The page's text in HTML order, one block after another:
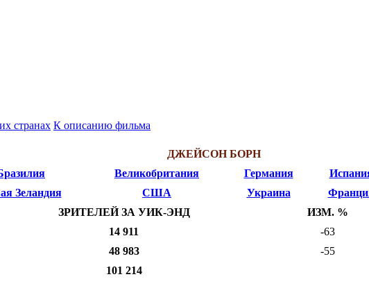
странах К описанию фильма
ДЖЕЙСОН БОРН
Великобритания Германия
Зеландия США Украина
ЗРИТЕЛЕЙ ЗА УИК-ЭНД
ИЗМ. %
14 911
-63
48 983
-55
101 214